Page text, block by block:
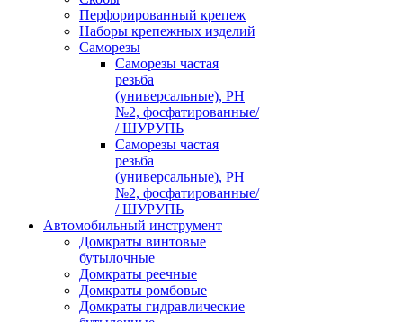
Перфорированный крепеж
Наборы крепежных изделий
Саморезы
Саморезы частая
резьба
(универсальные), PH
№2, фосфатированные/
/ ШУРУПЬ
Саморезы частая
резьба
(универсальные), PH
№2, фосфатированные/
/ ШУРУПЬ
Автомобильный инструмент
Домкраты винтовые
бутылочные
Домкраты реечные
Домкраты ромбовые
Домкраты гидравлические